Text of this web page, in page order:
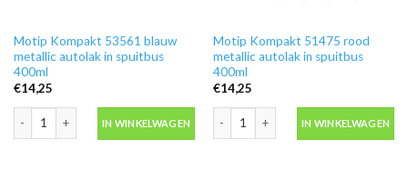
Motip Kompakt 53561 blauw
metallic autolak in spuitbus
400ml
€14,25
Motip Kompakt 53561 blauw metallic autolak in spuitbus 400ml aantal
IN WINKELWAGEN
Motip Kompakt 51475 rood
metallic autolak in spuitbus
400ml
€14,25
Motip Kompakt 51475 rood metallic
IN WINKELWAGEN